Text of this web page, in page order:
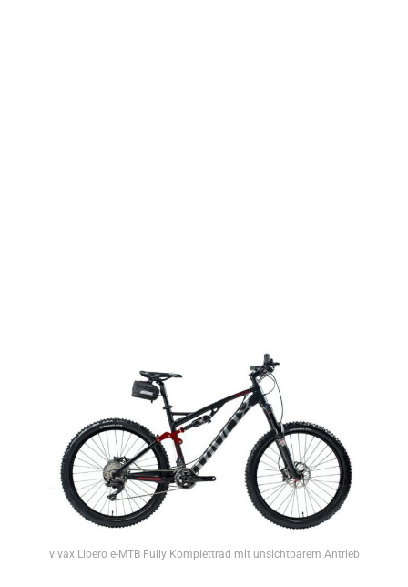
vivax Libero e-MTB Fully Komplettrad mit unsichtbarem Antrieb